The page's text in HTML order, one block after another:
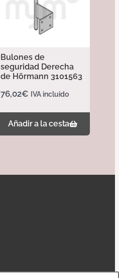
Bulones de
seguridad Derecha
de Hörmann 3101563
76,02€ IVA incluido
Añadir a la cesta